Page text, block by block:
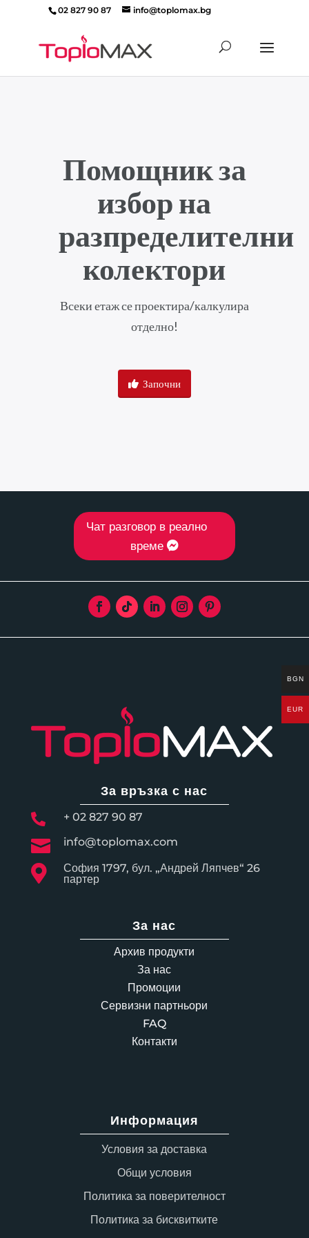
02 827 90 87 info@toplomax.bg
search
Помощник за
избор на
разпределителни
колектори
Всеки етаж се проектира/калкулира
отделно!
Започни
Чат разговор в реално
време
За връзка с нас
 + 02 827 90 87
 info@toplomax.com

София 1797, бул. „Андрей Ляпчев“ 26
партер
За нас
Архив продукти
За нас
Промоции
Сервизни партньори
FAQ
Контакти
Информация
Условия за доставка
Общи условия
Политика за поверителност
Политика за бисквитките
BGN
EUR